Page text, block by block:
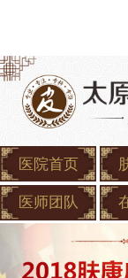
医院首页
医师团队